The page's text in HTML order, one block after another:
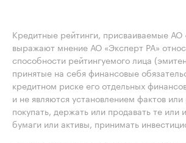
Кредитные рейтинги, присваиваемые АО
выражают мнение АО «Эксперт РА»
способности рейтингуемого лица
принятые на себя финансовые
кредитном риске его отдельных
и не являются установлением фактов
покупать, держать или продавать те или
бумаги или активы, принимать